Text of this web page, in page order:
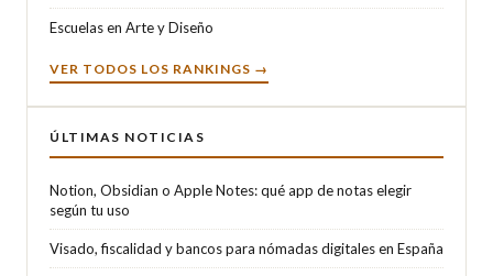
Escuelas en Arte y Diseño
VER TODOS LOS RANKINGS →
ÚLTIMAS NOTICIAS
Notion, Obsidian o Apple Notes: qué app de notas elegir
según tu uso
Visado, fiscalidad y bancos para nómadas digitales en España